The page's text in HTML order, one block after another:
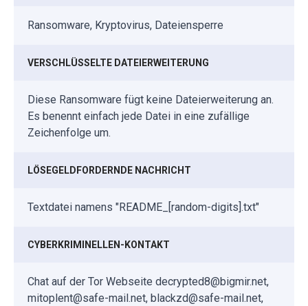
Ransomware, Kryptovirus, Dateiensperre
VERSCHLÜSSELTE DATEIERWEITERUNG
Diese Ransomware fügt keine Dateierweiterung an.
Es benennt einfach jede Datei in eine zufällige
Zeichenfolge um.
LÖSEGELDFORDERNDE NACHRICHT
Textdatei namens "README_[random-digits].txt"
CYBERKRIMINELLEN-KONTAKT
Chat auf der Tor Webseite decrypted8@bigmir.net,
mitoplent@safe-mail.net, blackzd@safe-mail.net,